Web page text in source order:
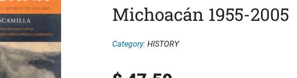
Michoacán 1955-2005
Category: HISTORY